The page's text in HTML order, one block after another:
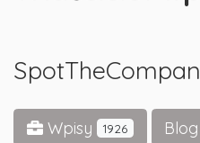
Wpisy 1926 Blog